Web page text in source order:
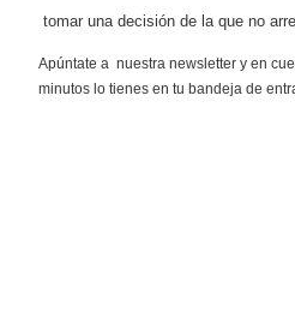
tomar una decisión de la que no
Apúntate a nuestra newsletter y en
minutos lo tienes en tu bandeja de